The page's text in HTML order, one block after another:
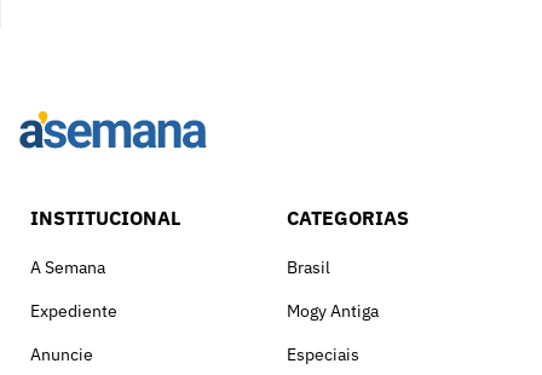
INSTITUCIONAL
A Semana
Expediente
Anuncie
CATEGORIAS
Brasil
Mogy Antiga
Especiais